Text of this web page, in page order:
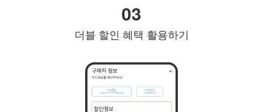
03
더블 할인 혜택 활용하기